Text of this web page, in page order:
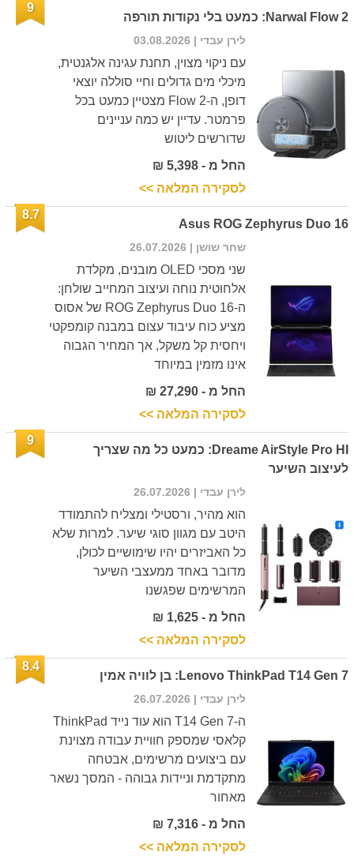
Narwal Flow 2: כמעט בלי נקודות תורפה
9
לירן עבדי | 03.08.2026
עם ניקוי מצוין, תחנת עגינה אלגנטית,
מיכלי מים גדולים וחיי סוללה יוצאי
דופן, ה-Flow 2 מצטיין כמעט בכל
פרמטר. עדיין יש כמה עניינים
שדורשים ליטוש
החל מ - 5,398 ₪
לסקירה המלאה >>
Asus ROG Zephyrus Duo 16
8.7
שחר שושן | 26.07.2026
שני מסכי OLED מובנים, מקלדת
אלחוטית נוחה ועיצוב המחייב שולחן:
ה-ROG Zephyrus Duo 16 של אסוס
מציע כוח עיבוד עצום במבנה קומפקטי
ויחסית קל משקל, אך המחיר הגבוה
אינו מזמין במיוחד
החל מ - 27,290 ₪
לסקירה המלאה >>
Dreame AirStyle Pro HI: כמעט כל מה שצריך
לעיצוב השיער
9
לירן עבדי | 26.07.2026
הוא מהיר, ורסטילי ומצליח להתמודד
היטב עם מגוון סוגי שיער. למרות שלא
כל האביזרים יהיו שימושיים לכולן,
מדובר באחד ממעצבי השיער
המרשימים שפגשנו
החל מ - 1,625 ₪
לסקירה המלאה >>
Lenovo ThinkPad T14 Gen 7: בן לוויה אמין
8.4
לירן עבדי | 26.07.2026
ה-T14 Gen 7 הוא עוד נייד ThinkPad
קלאסי שמספק חוויית עבודה מצוינת
עם ביצועים מרשימים, אבטחה
מתקדמת וניידות גבוהה - המסך נשאר
מאחור
החל מ - 7,316 ₪
לסקירה המלאה >>